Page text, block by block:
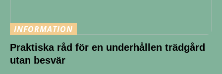
INFORMATION
Praktiska råd för en underhållen trädgård
utan besvär